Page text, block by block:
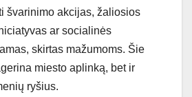
švarinimo akcijas, žaliosios
ar socialinės
skirtas mažumoms. Šie
miesto aplinką, bet ir
ryšius.